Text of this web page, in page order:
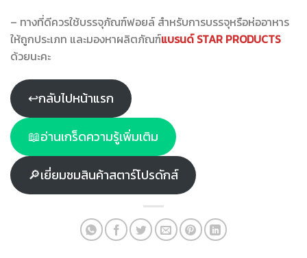
– ทางที่ดีควรใช้บรรจุภัณฑ์ฟอยล์ สำหรับการบรรจุหรือห่ออาหาร
ให้ถูกประเภท และมองหาผลิตภัณฑ์แบรนด์ STAR PRODUCTS
ด้วยนะคะ
↩กลับไปหน้าแรก
📖อ่านเกร็ดความรู้เพิ่มเติม
🔎เยี่ยมชมสินค้าสตาร์โปรดักส์